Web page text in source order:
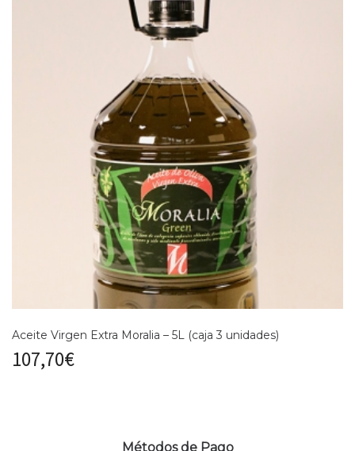
Aceite Virgen Extra Moralia – 5L (caja 3 unidades)
107,70€
Métodos de Pago